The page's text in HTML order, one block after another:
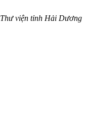
viện tỉnh Hải Dương